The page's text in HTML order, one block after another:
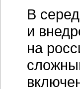
В
и
на